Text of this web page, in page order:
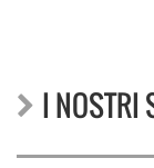
I NOSTRI